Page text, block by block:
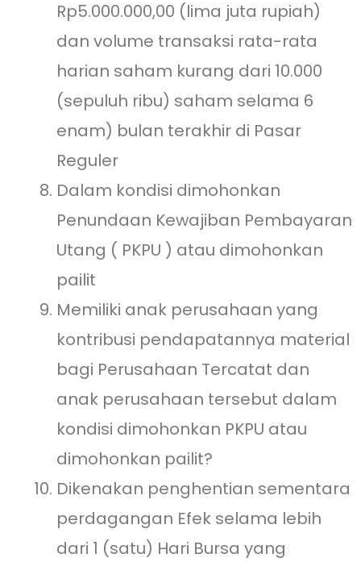
Rp5.000.000,00 (lima juta rupiah)
dan volume transaksi rata-rata
harian saham kurang dari 10.000
(sepuluh ribu) saham selama 6
enam) bulan terakhir di Pasar
Reguler
Dalam kondisi dimohonkan
Penundaan Kewajiban Pembayaran
Utang ( PKPU ) atau dimohonkan
pailit
Memiliki anak perusahaan yang
kontribusi pendapatannya material
bagi Perusahaan Tercatat dan
anak perusahaan tersebut dalam
kondisi dimohonkan PKPU atau
dimohonkan pailit?
Dikenakan penghentian sementara
perdagangan Efek selama lebih
dari 1 (satu) Hari Bursa yang